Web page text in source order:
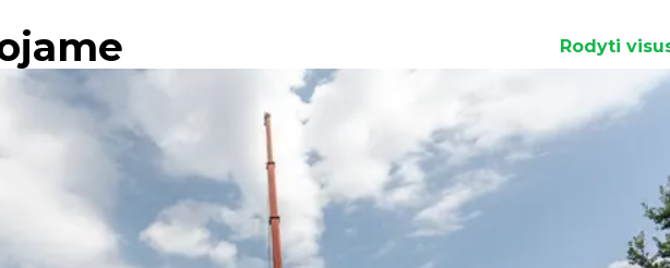
Rodyti